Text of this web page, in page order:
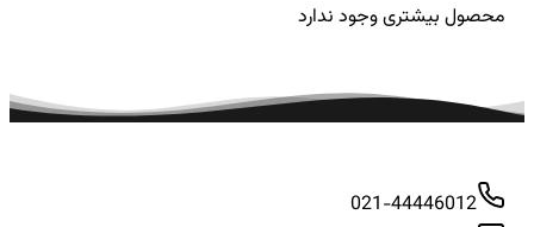
محصول بیشتری وجود ندارد
021-44446012